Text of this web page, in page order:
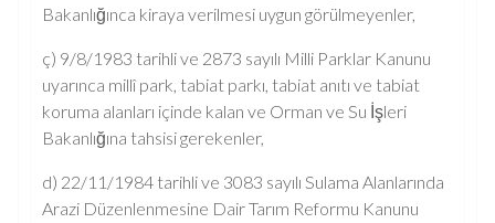
Bakanlığınca kiraya verilmesi uygun görülmeyenler,
ç) 9/8/1983 tarihli ve 2873 sayılı Milli Parklar Kanunu
uyarınca millî park, tabiat parkı, tabiat anıtı ve tabiat
koruma alanları içinde kalan ve Orman ve Su İşleri
Bakanlığına tahsisi gerekenler,
d) 22/11/1984 tarihli ve 3083 sayılı Sulama Alanlarında
Arazi Düzenlenmesine Dair Tarım Reformu Kanunu